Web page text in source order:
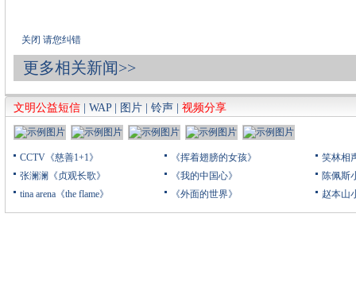
关闭 请您纠错
更多相关新闻>>
文明公益短信 WAP| 图片 铃声 视频分享
CCTV《慈善1+1》
张澜澜《贞观长歌》
tina arena《the flame》
《挥着翅膀的女孩》
《我的中国心》
《外面的世界》
笑林相
陈佩斯
赵本山